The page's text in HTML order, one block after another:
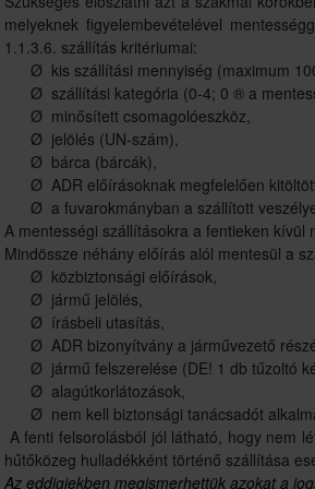
melyeknek figyelembevételével
1.1.3.6. szállítás kritériumai:
Ø kis szállítási mennyiség (maximum
Ø szállítási kategória (0-4; 0 ® a
Ø minősített csomagolóeszköz,
Ø jelölés (UN-szám),
Ø bárca (bárcák),
Ø ADR előírásoknak megfelelően
Ø a fuvarokmányban a szállított
A mentességi szállításokra a fentieken
Mindössze néhány előírás alól mentesül a
Ø közbiztonsági előírások,
Ø jármű jelölés,
Ø írásbeli utasítás,
Ø ADR bizonyítvány a járművezető
Ø jármű felszerelése (DE! 1 db tűzoltó
Ø alagútkorlátozások,
Ø nem kell biztonsági tanácsadót
A fenti felsorolásból jól látható, hogy nem
hűtőközeg hulladékként történő szállítása
Az eddigiekben megismerhettük azokat a